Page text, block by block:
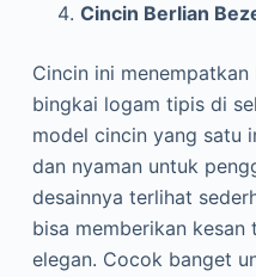
Cincin Berlian
Cincin ini
bingkai logam tipis di
model cincin yang satu
dan nyaman untuk
desainnya terlihat
bisa memberikan
elegan. Cocok banget